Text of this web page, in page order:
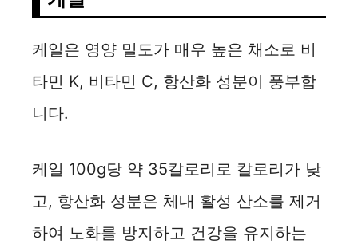
i
d
o
케일은 영양 밀도가 매우 높은 채소로 비
타민 K, 비타민 C, 항산화 성분이 풍부합
니다.
케일 100g당 약 35칼로리로 칼로리가 낮
고, 항산화 성분은 체내 활성 산소를 제거
하여 노화를 방지하고 건강을 유지하는